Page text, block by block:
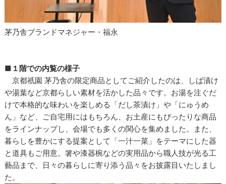
茅乃舎ブランドマネジャー・福永
■１階での内覧の様子
京都祇園 茅乃舎の限定商品としてご紹介したのは、しば漬け
や湯葉など京都らしい素材を活かした品々です。お湯を注ぐだ
けで本格的な味わいを楽しめる「だし茶漬け」や「にゅうめ
ん」など、ご自宅用にはもちろん、お土産にもぴったりな商品
をラインナップし、会場でも多くの関心を集めました。また、
暮らしを豊かにする提案として「一汁一菜」をテーマにした器
と道具もご用意。箸や漆器椀などの実用品から職人技が光る工
藝品まで、日々の暮らしに寄り添う品々をお披露目いたしまし
た。